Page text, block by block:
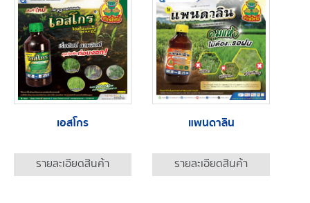
เอสโกร
รายละเอียดสินค้า
แพนดาลิน
รายละเอียดสินค้า